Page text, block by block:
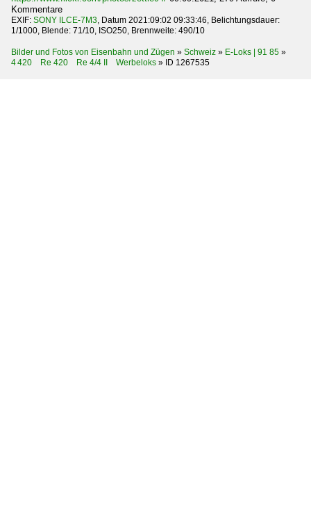
Kommentare
EXIF: SONY ILCE-7M3, Datum 2021:09:02 09:33:46, Belichtungsdauer:
1/1000, Blende: 71/10, ISO250, Brennweite: 490/10
Bilder und Fotos von Eisenbahn und Zügen » Schweiz » E-Loks | 91 85 »
4 420 Re 420 Re 4/4 II Werbeloks » ID 1267535